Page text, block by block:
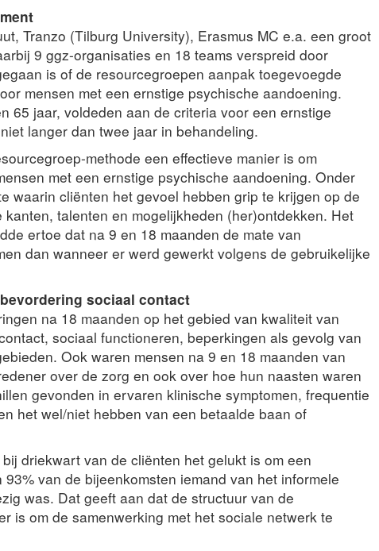
Tranzo (Tilburg University), Erasmus MC e.a. een groot
9 ggz-organisaties en 18 teams verspreid door
is of de resourcegroepen aanpak toegevoegde
mensen met een ernstige psychische aandoening.
65 jaar, voldeden aan de criteria voor een ernstige
langer dan twee jaar in behandeling.
methode een effectieve manier is om
met een ernstige psychische aandoening. Onder
waarin cliënten het gevoel hebben grip te krijgen op de
talenten en mogelijkheden (her)ontdekken. Het
ertoe dat na 9 en 18 maanden de mate van
dan wanneer er werd gewerkt volgens de gebruikelijke
sociaal contact
na 18 maanden op het gebied van kwaliteit van
sociaal functioneren, beperkingen als gevolg van
Ook waren mensen na 9 en 18 maanden van
over de zorg en ook over hoe hun naasten waren
gevonden in ervaren klinische symptomen, frequentie
het wel/niet hebben van een betaalde baan of
driekwart van de cliënten het gelukt is om een
van de bijeenkomsten iemand van het informele
was. Dat geeft aan dat de structuur van de
is om de samenwerking met het sociale netwerk te